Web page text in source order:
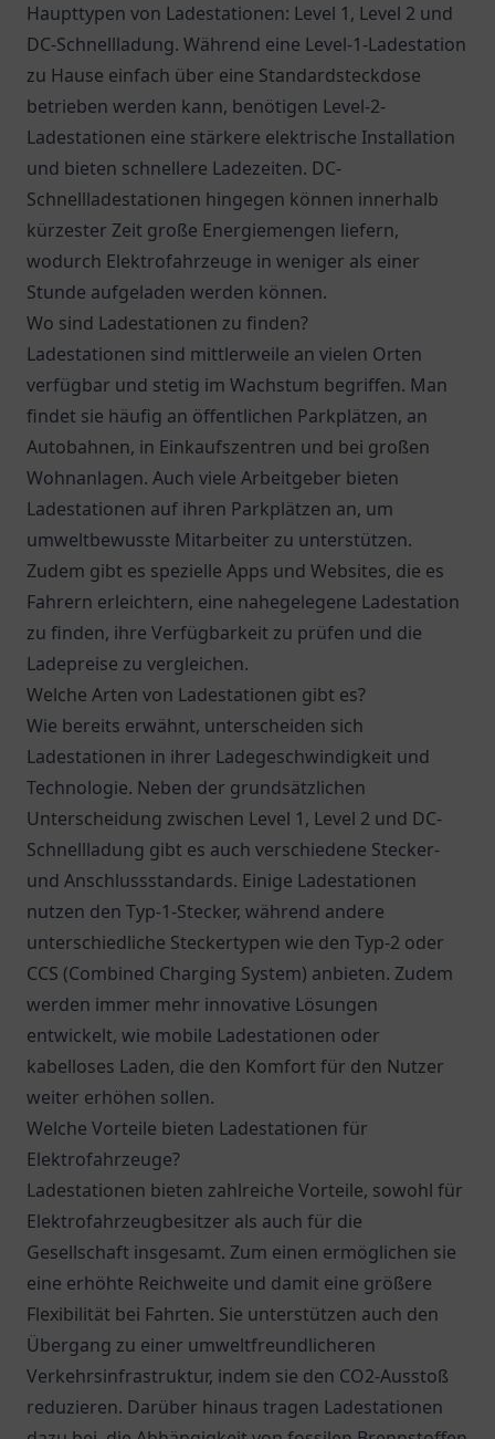
Haupttypen von Ladestationen: Level 1, Level 2 und
DC-Schnellladung. Während eine Level-1-Ladestation
zu Hause einfach über eine Standardsteckdose
betrieben werden kann, benötigen Level-2-
Ladestationen eine stärkere elektrische Installation
und bieten schnellere Ladezeiten. DC-
Schnellladestationen hingegen können innerhalb
kürzester Zeit große Energiemengen liefern,
wodurch Elektrofahrzeuge in weniger als einer
Stunde aufgeladen werden können.
Wo sind Ladestationen zu finden?
Ladestationen sind mittlerweile an vielen Orten
verfügbar und stetig im Wachstum begriffen. Man
findet sie häufig an öffentlichen Parkplätzen, an
Autobahnen, in Einkaufszentren und bei großen
Wohnanlagen. Auch viele Arbeitgeber bieten
Ladestationen auf ihren Parkplätzen an, um
umweltbewusste Mitarbeiter zu unterstützen.
Zudem gibt es spezielle Apps und Websites, die es
Fahrern erleichtern, eine nahegelegene Ladestation
zu finden, ihre Verfügbarkeit zu prüfen und die
Ladepreise zu vergleichen.
Welche Arten von Ladestationen gibt es?
Wie bereits erwähnt, unterscheiden sich
Ladestationen in ihrer Ladegeschwindigkeit und
Technologie. Neben der grundsätzlichen
Unterscheidung zwischen Level 1, Level 2 und DC-
Schnellladung gibt es auch verschiedene Stecker-
und Anschlussstandards. Einige Ladestationen
nutzen den Typ-1-Stecker, während andere
unterschiedliche Steckertypen wie den Typ-2 oder
CCS (Combined Charging System) anbieten. Zudem
werden immer mehr innovative Lösungen
entwickelt, wie mobile Ladestationen oder
kabelloses Laden, die den Komfort für den Nutzer
weiter erhöhen sollen.
Welche Vorteile bieten Ladestationen für
Elektrofahrzeuge?
Ladestationen bieten zahlreiche Vorteile, sowohl für
Elektrofahrzeugbesitzer als auch für die
Gesellschaft insgesamt. Zum einen ermöglichen sie
eine erhöhte Reichweite und damit eine größere
Flexibilität bei Fahrten. Sie unterstützen auch den
Übergang zu einer umweltfreundlicheren
Verkehrsinfrastruktur, indem sie den CO2-Ausstoß
reduzieren. Darüber hinaus tragen Ladestationen